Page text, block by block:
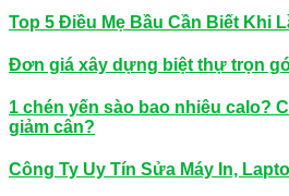
Top 5 Điều Mẹ Bầu Cần Biết Khi
Đơn giá xây dựng biệt thự trọn
1 chén yến sào bao nhiêu calo?
giảm cân?
Công Ty Uy Tín Sửa Máy In,